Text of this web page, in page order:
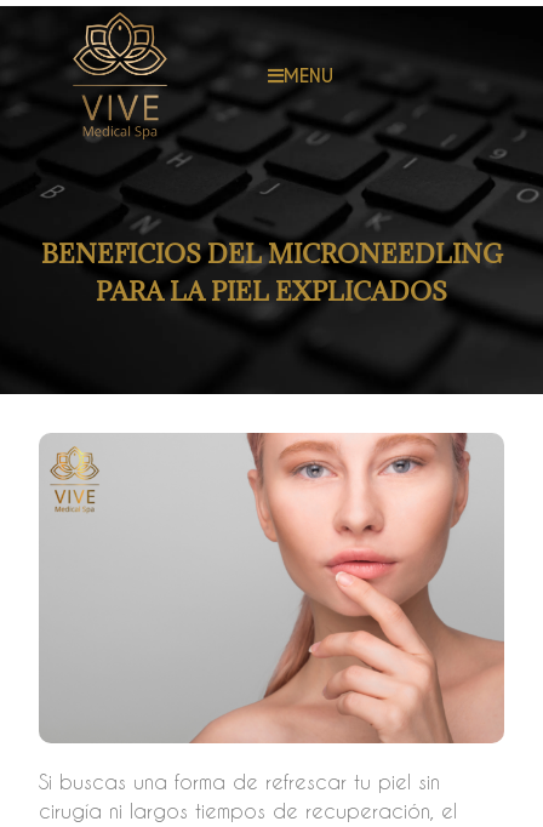
MENU
BENEFICIOS DEL MICRONEEDLING
PARA LA PIEL EXPLICADOS
Si buscas una forma de refrescar tu piel sin
cirugía ni largos tiempos de recuperación, el